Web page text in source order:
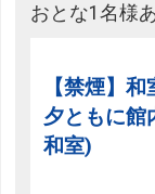
おとな1名様
【禁煙】
夕ともに館
和室)